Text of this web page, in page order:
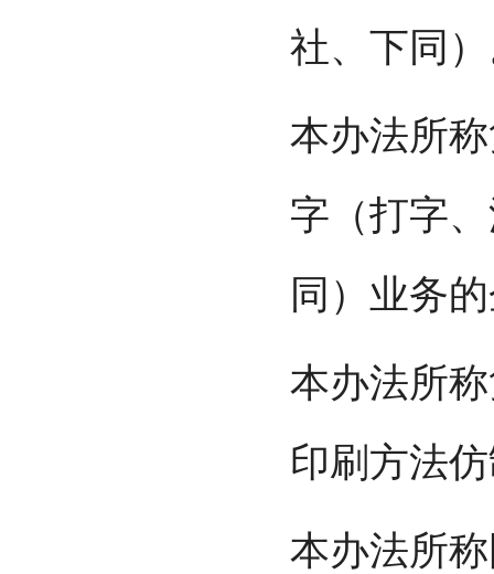
社、下同
本办法所
字（打字
同）业务
本办法所
印刷方法
本办法所